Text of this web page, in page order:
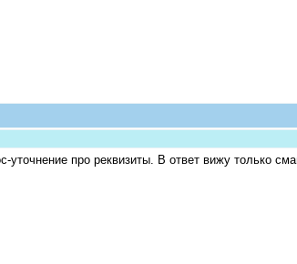
уточнение про реквизиты. В ответ вижу только